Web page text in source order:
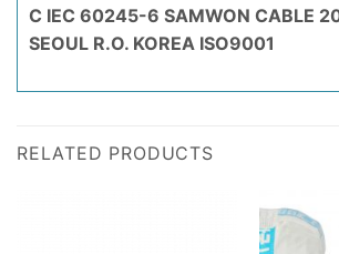
C IEC 60245-6 SAMWON CABLE
SEOUL R.O. KOREA ISO9001
RELATED PRODUCTS